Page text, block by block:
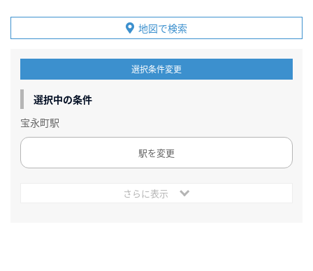
地図で検索
選択条件変更
選択中の条件
宝永町駅
駅を変更
さらに表示